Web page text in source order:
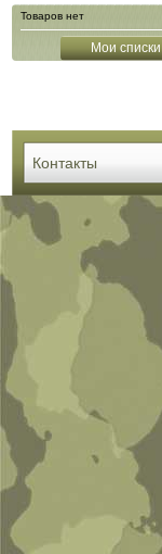
Товаров нет
Мои списки
Контакты